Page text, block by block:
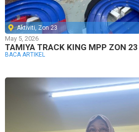
Aktiviti, Zon 23
May 5, 2026
TAMIYA TRACK KING MPP ZON 23
BACA ARTIKEL